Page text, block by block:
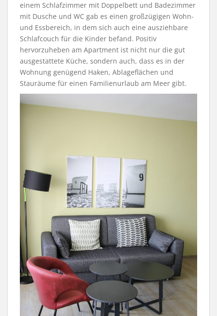
einem Schlafzimmer mit Doppelbett und Badezimmer
mit Dusche und WC gab es einen großzügigen Wohn-
und Essbereich, in dem sich auch eine ausziehbare
Schlafcouch für die Kinder befand. Positiv
hervorzuheben am Apartment ist nicht nur die gut
ausgestattete Küche, sondern auch, dass es in der
Wohnung genügend Haken, Ablageflächen und
Stauräume für einen Familienurlaub am Meer gibt.